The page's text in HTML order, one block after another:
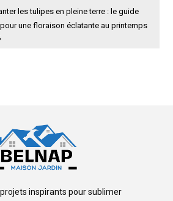
les tulipes en pleine terre : le guide
une floraison éclatante au printemps
inspirants pour sublimer